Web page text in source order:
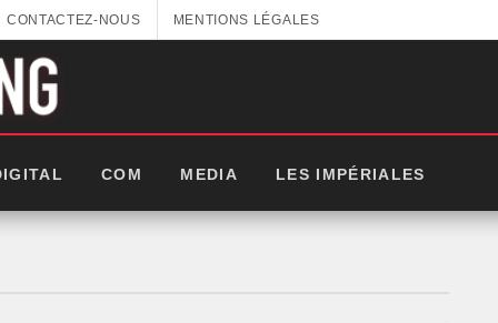
CONTACTEZ-NOUS MENTIONS LÉGALES
COM MEDIA LES IMPÉRIALES